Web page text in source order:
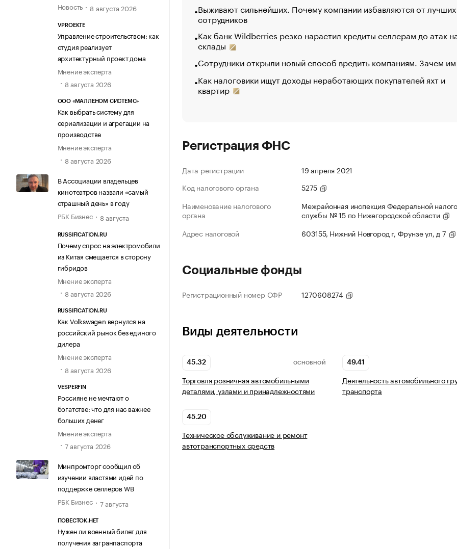
Новость
8 августа 2026
VPROEKTE
Управление строительством: как
студия реализует
архитектурный проект дома
Мнение эксперта
8 августа 2026
ООО «МАЛЛЕНОМ СИСТЕМС»
Как выбрать систему для
сериализации и агрегации на
производстве
Мнение эксперта
8 августа 2026
В Ассоциации владельцев
кинотеатров назвали «самый
страшный день» в году
РБК Бизнес
8 августа
RUSSIFICATION.RU
Почему спрос на электромобили
из Китая смещается в сторону
гибридов
Мнение эксперта
8 августа 2026
RUSSIFICATION.RU
Как Volkswagen вернулся на
российский рынок без единого
дилера
Мнение эксперта
8 августа 2026
VESPERFIN
Россияне не мечтают о
богатстве: что для нас важнее
больших денег
Мнение эксперта
7 августа 2026
Минпромторг сообщил об
изучении властями идей по
поддержке селлеров WB
РБК Бизнес
7 августа
ПОВЕСТОК.НЕТ
Нужен ли военный билет для
получения загранпаспорта
Выживают сильнейших. Почему компании избавляются от лучших
сотрудников
Как банк Wildberries резко нарастил кредиты селлерам до атак
склады
Сотрудники открыли новый способ вредить компаниям. Зачем
Как налоговики ищут доходы неработающих покупателей яхт и
квартир
Регистрация ФНС
Дата регистрации
19 апреля 2021
Код налогового органа
5275
Наименование налогового
органа
Межрайонная инспекция Федеральной
службы № 15 по Нижегородской области
Адрес налоговой
603155, Нижний Новгород г, Фрунзе ул, д 7
Социальные фонды
Регистрационный номер СФР 1270608274
Виды деятельности
45.32 ОСНОВНОЙ
Торговля розничная автомобильными
деталями, узлами и принадлежностями
49.41
Деятельность автомобильного
транспорта
45.20
Техническое обслуживание и ремонт
автотранспортных средств